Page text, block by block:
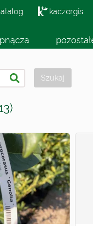
kaczergis
pnącza
Szukaj